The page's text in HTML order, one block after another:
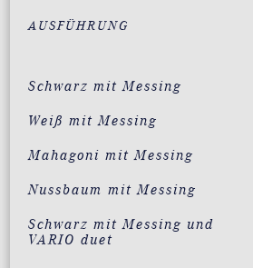
AUSFÜHRUNG
Schwarz mit Messing
Weiß mit Messing
Mahagoni mit Messing
Nussbaum mit Messing
Schwarz mit Messing und
VARIO duet